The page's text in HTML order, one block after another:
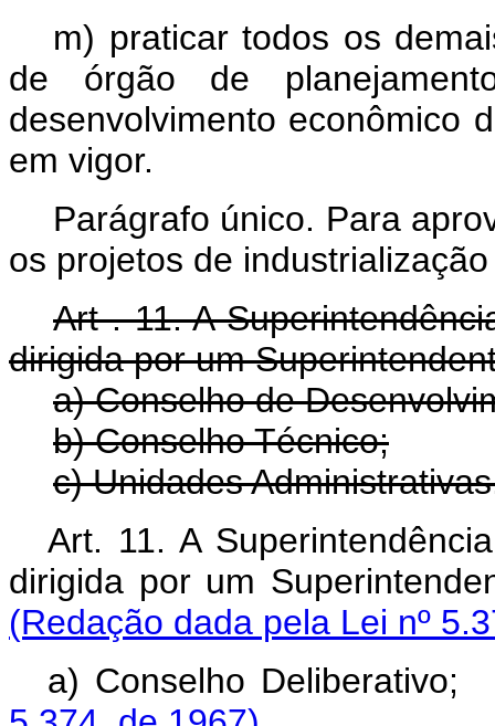
m) praticar todos os
de órgão de
desenvolvimento econômico
em vigor.
Parágrafo único. Para
os projetos de
Art . 11. A
dirigida por um
a) Conselho de
b) Conselho Técnico;
c) Unidades
Art. 11. A
dirigida por um
(Redação dada pela Lei nº
a) Conselho